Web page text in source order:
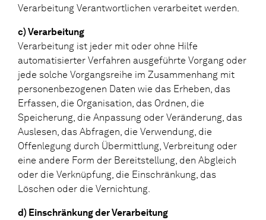
Verarbeitung Verantwortlichen verarbeitet werden.
c) Verarbeitung
Verarbeitung ist jeder mit oder ohne Hilfe
automatisierter Verfahren ausgeführte Vorgang oder
jede solche Vorgangsreihe im Zusammenhang mit
personenbezogenen Daten wie das Erheben, das
Erfassen, die Organisation, das Ordnen, die
Speicherung, die Anpassung oder Veränderung, das
Auslesen, das Abfragen, die Verwendung, die
Offenlegung durch Übermittlung, Verbreitung oder
eine andere Form der Bereitstellung, den Abgleich
oder die Verknüpfung, die Einschränkung, das
Löschen oder die Vernichtung.
d) Einschränkung der Verarbeitung